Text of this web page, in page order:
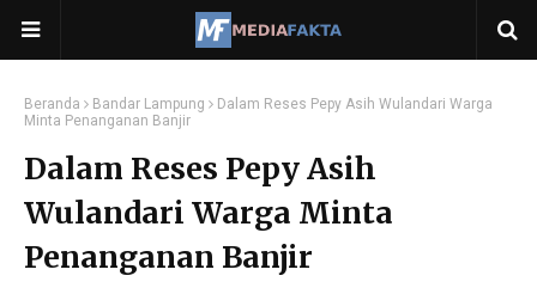
Beranda Bandar Lampung
Dalam Reses Pepy Asih Wulandari Warga
Minta Penanganan Banjir
Dalam Reses Pepy Asih
Wulandari Warga Minta
Penanganan Banjir